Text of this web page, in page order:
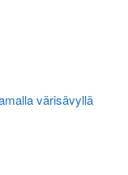
värisävyllä